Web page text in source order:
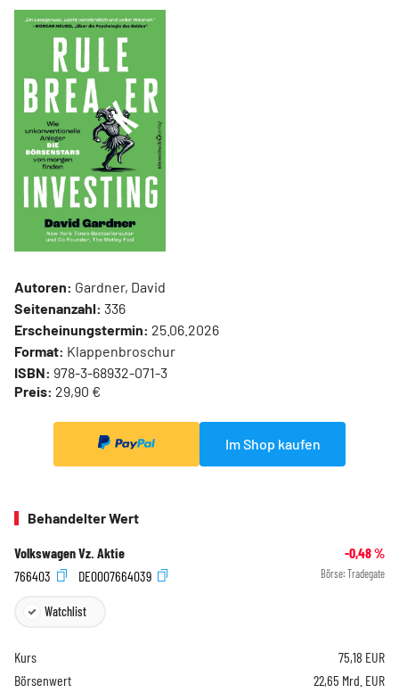
Autoren: Gardner, David
Seitenanzahl: 336
Erscheinungstermin: 25.06.2026
Format: Klappenbroschur
ISBN: 978-3-68932-071-3
Preis: 29,90 €
Im Shop kaufen
Behandelter Wert
Volkswagen Vz. Aktie -0,48%
766403
DE0007664039 Börse: Tradegate
Watchlist
Kurs 75,18 EUR
Börsenwert
22,65 Mrd. EUR